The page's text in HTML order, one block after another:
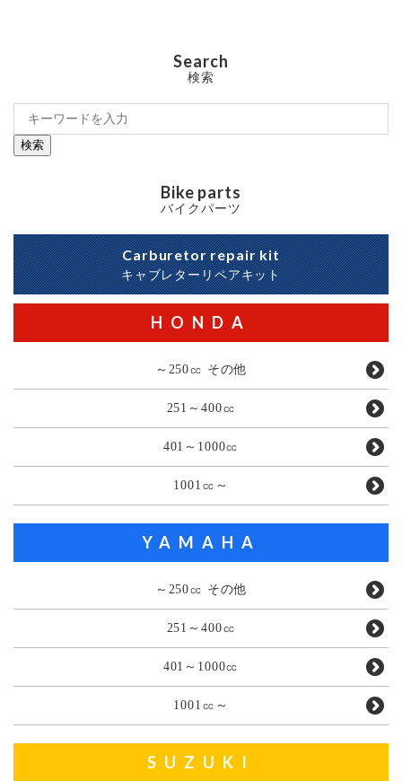
Search
検索
検索
Bike parts
バイクパーツ
Carburetor repair kit
キャブレターリペアキット
HONDA
～250㏄ その他
251～400㏄
401～1000㏄
1001㏄～
YAMAHA
～250㏄ その他
251～400㏄
401～1000㏄
1001㏄～
SUZUKI